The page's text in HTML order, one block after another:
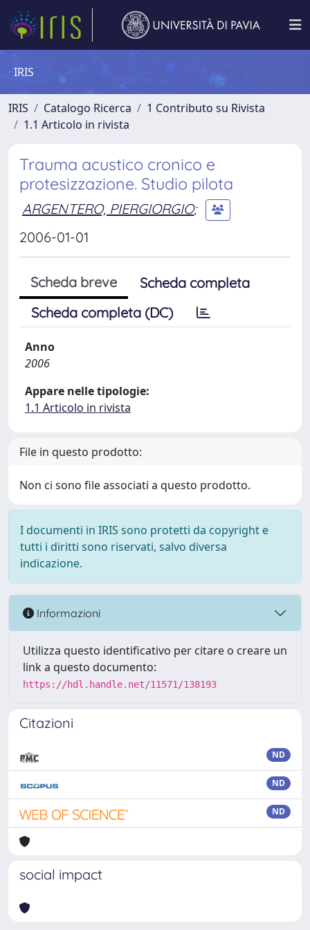
IRIS
IRIS Catalogo Ricerca
1 Contributo su Rivista
1.1 Articolo in rivista
Trauma acustico cronico e
protesizzazione. Studio pilota
ARGENTERO, PIERGIORGIO;
2006-01-01
Scheda breve
Scheda completa
Scheda completa (DC)
Anno
2006
Appare nelle tipologie:
1.1 Articolo in rivista
File in questo prodotto:
Non ci sono file associati a questo prodotto.
I documenti in IRIS sono protetti da copyright e
tutti i diritti sono riservati, salvo diversa
indicazione.
Informazioni
Utilizza questo identificativo per citare o creare un
link a questo documento:
https://hdl.handle.net/11571/138193
Citazioni
ND
ND
ND
social impact